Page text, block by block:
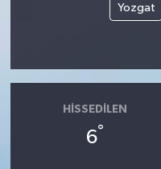
Yozgat
HISSEDILEN
6°